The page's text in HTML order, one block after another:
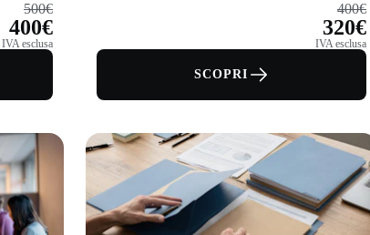
500€
400€
IVA esclusa
400€
320€
IVA esclusa
SCOPRI